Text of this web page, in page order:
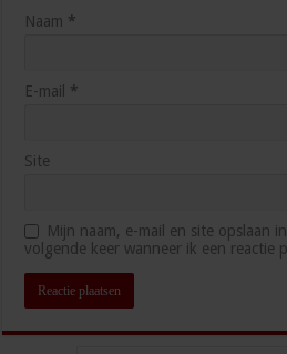
Naam *
E-mail *
Site
Mijn naam, e-mail en site opslaan
volgende keer wanneer ik een reactie